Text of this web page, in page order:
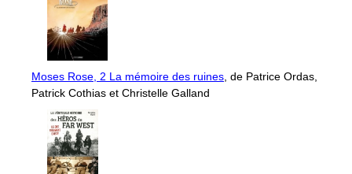
Moses Rose, 2 La mémoire des ruines, de Patrice Ordas,
Patrick Cothias et Christelle Galland